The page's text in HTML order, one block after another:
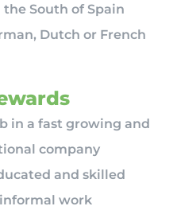
South of Spain
Dutch or French
in a fast growing and
company
and skilled
work